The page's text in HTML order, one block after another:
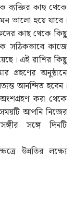
কাছ থেকে
ভালো হয়ে যাবে।
কাছ থেকে কিছু
সঠিকভাবে কাজে
এই রাশির কিছু
গ্রহণের অনুষ্ঠানে
আনন্দিত হবেন।
করা থেকে
আপনি নিজের
সঙ্গে দিনটি
উন্নতির লক্ষ্যে